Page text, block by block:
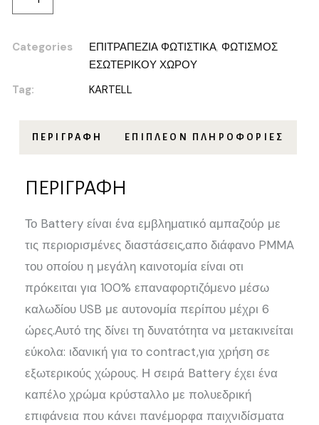
Categories ΕΠΙΤΡΑΠΕΖΙΑ ΦΩΤΙΣΤΙΚΑ, ΦΩΤΙΣΜΟΣ
ΕΣΩΤΕΡΙΚΟΥ ΧΩΡΟΥ
Tag:
KARTELL
ΠΕΡΙΓΡΑΦΉ ΕΠΙΠΛΈΟΝ ΠΛΗΡΟΦΟΡΊΕΣ
ΠΕΡΙΓΡΑΦΉ
Το Battery είναι ένα εμβληματικό αμπαζούρ με
τις περιορισμένες διαστάσεις,απο διάφανο PMMA
του οποίου η μεγάλη καινοτομία είναι οτι
πρόκειται για 100% επαναφορτιζόμενο μέσω
καλωδίου USB με αυτονομία περίπου μέχρι 6
ώρες.Αυτό της δίνει τη δυνατότητα να μετακινείται
εύκολα: ιδανική για το contract,για χρήση σε
εξωτερικούς χώρους. Η σειρά Battery έχει ένα
καπέλο χρώμα κρύσταλλο με πολυεδρική
επιφάνεια που κάνει πανέμορφα παιχνιδίσματα